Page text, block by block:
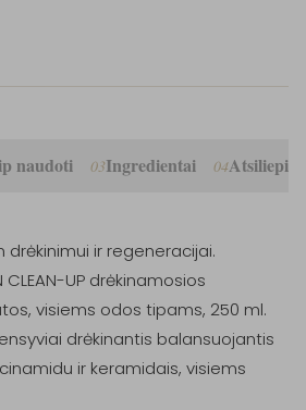
naudoti 03Ingredientai 04
drėkinimui ir regeneracijai.
CLEAN-UP drėkinamosios
visiems odos tipams, 250 ml.
drėkinantis balansuojantis
ir keramidais, visiems